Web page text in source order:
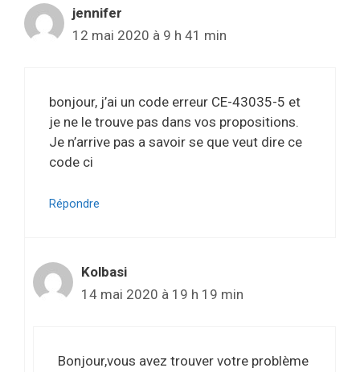
jennifer
12 mai 2020 à 9 h 41 min
bonjour, j’ai un code erreur CE-43035-5 et
je ne le trouve pas dans vos propositions.
Je n’arrive pas a savoir se que veut dire ce
code ci
Répondre
Kolbasi
14 mai 2020 à 19 h 19 min
Bonjour,vous avez trouver votre problème